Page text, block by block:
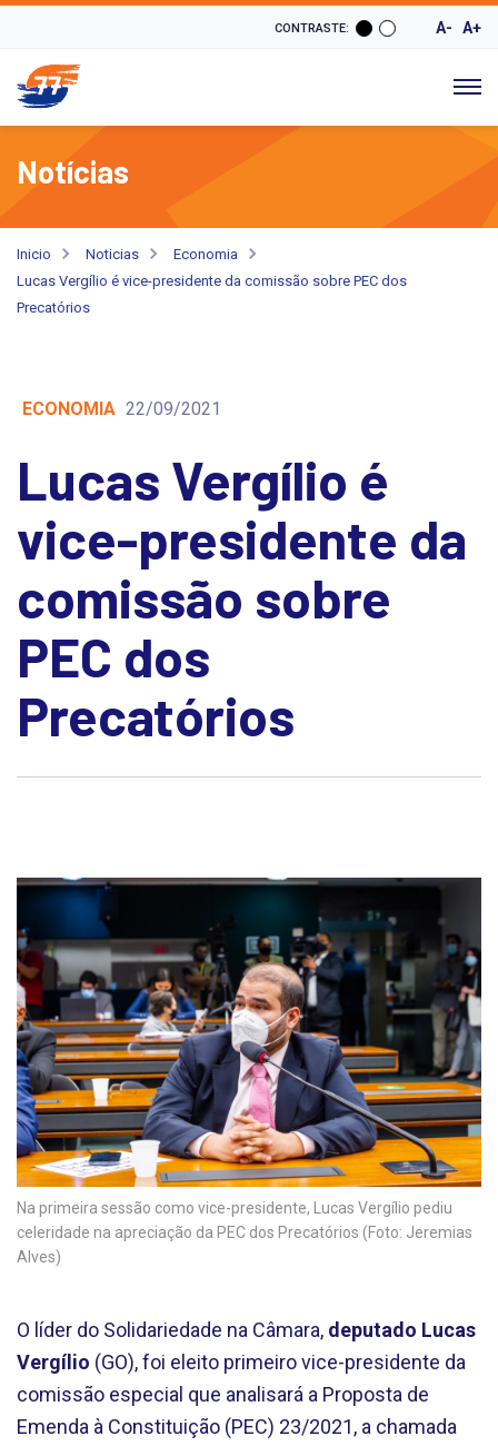
CONTRASTE: A- A+
Notícias
Inicio Noticias
Economia
Lucas Vergílio é vice-presidente da comissão sobre PEC dos
Precatórios
ECONOMIA 22/09/2021
Lucas Vergílio é
vice-presidente da
comissão sobre
PEC dos
Precatórios
Na primeira sessão como vice-presidente, Lucas Vergílio pediu
celeridade na apreciação da PEC dos Precatórios (Foto: Jeremias
Alves)
O líder do Solidariedade na Câmara, deputado Lucas
Vergílio (GO), foi eleito primeiro vice-presidente da
comissão especial que analisará a Proposta de
Emenda à Constituição (PEC) 23/2021, a chamada